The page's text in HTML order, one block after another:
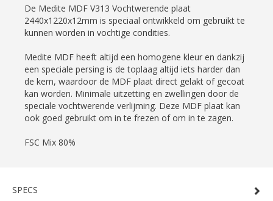
De Medite MDF V313 Vochtwerende plaat
2440x1220x12mm is speciaal ontwikkeld om gebruikt te
kunnen worden in vochtige condities.
Medite MDF heeft altijd een homogene kleur en dankzij
een speciale persing is de toplaag altijd iets harder dan
de kern, waardoor de MDF plaat direct gelakt of gecoat
kan worden. Minimale uitzetting en zwellingen door de
speciale vochtwerende verlijming. Deze MDF plaat kan
ook goed gebruikt om in te frezen of om in te zagen.
FSC Mix 80%
SPECS